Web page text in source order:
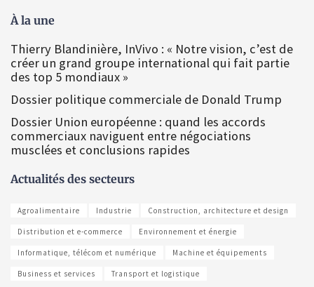
À la une
Thierry Blandinière, InVivo : « Notre vision, c’est de
créer un grand groupe international qui fait partie
des top 5 mondiaux »
Dossier politique commerciale de Donald Trump
Dossier Union européenne : quand les accords
commerciaux naviguent entre négociations
musclées et conclusions rapides
Actualités des secteurs
Agroalimentaire Industrie Construction, architecture et design
Distribution et e-commerce Environnement et énergie
Informatique, télécom et numérique Machine et équipements
Business et services Transport et logistique